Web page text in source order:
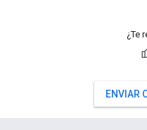
¿Te
ENVIAR